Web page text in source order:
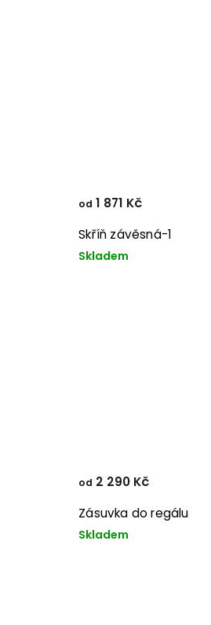
Skříň závěsná-1
Skladem
od 1 871 Kč
Zásuvka do regálu
Skladem
od 2 290 Kč